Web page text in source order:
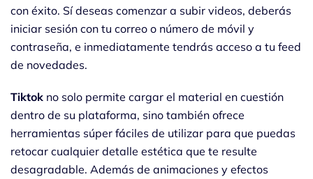
con éxito. Sí deseas comenzar a subir videos, deberás
iniciar sesión con tu correo o número de móvil y
contraseña, e inmediatamente tendrás acceso a tu feed
de novedades.
Tiktok no solo permite cargar el material en cuestión
dentro de su plataforma, sino también ofrece
herramientas súper fáciles de utilizar para que puedas
retocar cualquier detalle estética que te resulte
desagradable. Además de animaciones y efectos